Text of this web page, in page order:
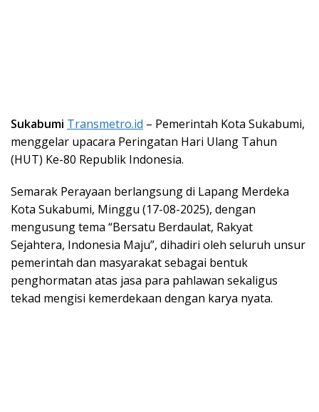
Sukabumi Transmetro.id – Pemerintah Kota Sukabumi,
menggelar upacara Peringatan Hari Ulang Tahun
(HUT) Ke-80 Republik Indonesia.
Semarak Perayaan berlangsung di Lapang Merdeka
Kota Sukabumi, Minggu (17-08-2025), dengan
mengusung tema “Bersatu Berdaulat, Rakyat
Sejahtera, Indonesia Maju”, dihadiri oleh seluruh unsur
pemerintah dan masyarakat sebagai bentuk
penghormatan atas jasa para pahlawan sekaligus
tekad mengisi kemerdekaan dengan karya nyata.